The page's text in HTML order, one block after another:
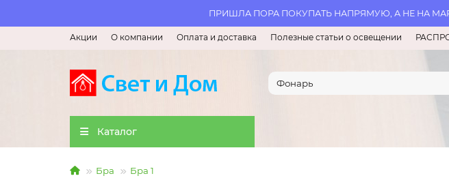
ПРИШЛА ПОРА ПОКУПАТЬ НАПРЯМУЮ, А НЕ НА
Акции О компании Оплата и доставка Полезные статьи о освещении
Каталог
Бра Бра 1